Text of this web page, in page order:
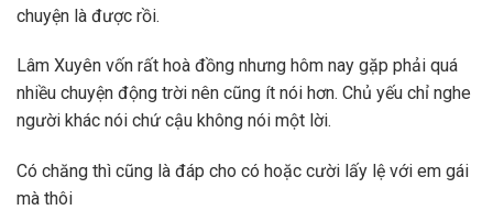
chuyện là được rồi.
Lâm Xuyên vốn rất hoà đồng nhưng hôm nay gặp phải quá
nhiều chuyện động trời nên cũng ít nói hơn. Chủ yếu chỉ nghe
người khác nói chứ cậu không nói một lời.
Có chăng thì cũng là đáp cho có hoặc cười lấy lệ với em gái
mà thôi